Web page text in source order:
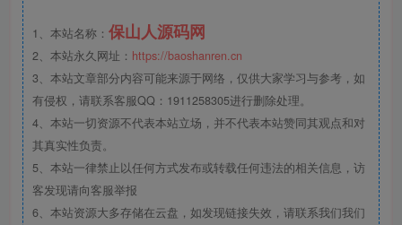
1、本站名称： 保山人源码网
2、本站永久网址： https://baoshanren.cn
3、本站文章部分内容可能来源于网络，仅供大家学习与参考，如
有侵权，请联系客服QQ：1911258305进行删除处理。
4、本站一切资源不代表本站立场，并不代表本站赞同其观点和对
其真实性负责。
5、本站一律禁止以任何方式发布或转载任何违法的相关信息，访
客发现请向客服举报
6、本站资源大多存储在云盘，如发现链接失效，请联系我们我们